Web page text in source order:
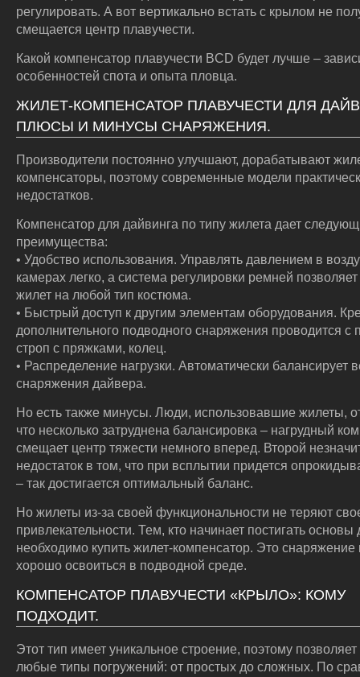
регулировать. А вот вертикально встать с крылом не
смещается центр плавучести.
Какой компенсатор плавучести BCD будет лучше –
особенностей спота и опыта пловца.
ЖИЛЕТ-КОМПЕНСАТОР ПЛАВУЧЕСТИ ДЛЯ
ПЛЮСЫ И МИНУСЫ СНАРЯЖЕНИЯ.
Производители постоянно улучшают, дорабатывают
компенсаторы, поэтому современные модели
недостатков.
Компенсатор для дайвинга по типу жилета дает
преимущества:
• Удобство использования. Управлять давлением в
камерах легко, а система регулировки ремней
жилет на любой тип костюма.
• Быстрый доступ к другим элементам оборудования.
дополнительного подводного снаряжения проводится
строп с пряжками, колец.
• Распределение нагрузки. Автоматически балансирует
снаряжения дайвера.
Но есть также минусы. Люди, использовавшие жилеты,
что несколько затруднена балансировка – нагрудный
смещает центр тяжести немного вперед. Второй
недостаток в том, что при всплытии придется
– так достигается оптимальный баланс.
Но жилеты из-за своей функциональности не теряют
привлекательности. Тем, кто начинает постигать основы
необходимо купить жилет-компенсатор. Это снаряжение
хорошо освоиться в подводной среде.
КОМПЕНСАТОР ПЛАВУЧЕСТИ «КРЫЛО»: КОМУ
ПОДХОДИТ.
Этот тип имеет уникальное строение, поэтому
любые типы погружений: от простых до сложных. По